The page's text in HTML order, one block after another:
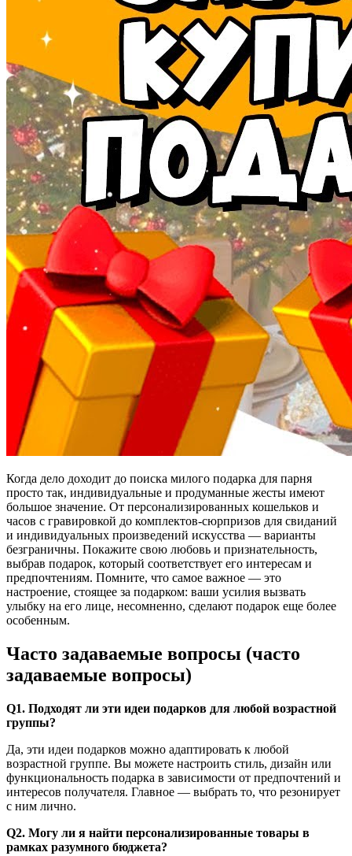
Когда дело доходит до поиска милого подарка для парня
просто так, индивидуальные и продуманные жесты имеют
большое значение. От персонализированных кошельков и
часов с гравировкой до комплектов-сюрпризов для свиданий
и индивидуальных произведений искусства — варианты
безграничны. Покажите свою любовь и признательность,
выбрав подарок, который соответствует его интересам и
предпочтениям. Помните, что самое важное — это
настроение, стоящее за подарком: ваши усилия вызвать
улыбку на его лице, несомненно, сделают подарок еще более
особенным.
Часто задаваемые вопросы (часто
задаваемые вопросы)
Q1. Подходят ли эти идеи подарков для любой возрастной
группы?
Да, эти идеи подарков можно адаптировать к любой
возрастной группе. Вы можете настроить стиль, дизайн или
функциональность подарка в зависимости от предпочтений и
интересов получателя. Главное — выбрать то, что резонирует
с ним лично.
Q2. Могу ли я найти персонализированные товары в
рамках разумного бюджета?